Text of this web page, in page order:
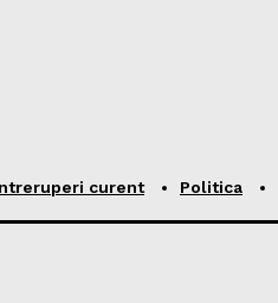
curent Politica